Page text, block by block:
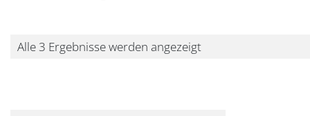
Alle 3 Ergebnisse werden angezeigt